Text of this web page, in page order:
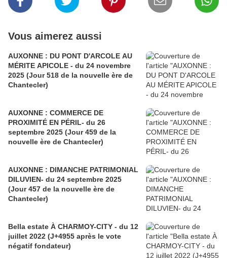
Vous aimerez aussi
AUXONNE : DU PONT D'ARCOLE AU
MÉRITE APICOLE - du 24 novembre
2025 (Jour 518 de la nouvelle ère de
Chantecler)
AUXONNE : COMMERCE DE
PROXIMITÉ EN PÉRIL- du 26
septembre 2025 (Jour 459 de la
nouvelle ère de Chantecler)
AUXONNE : DIMANCHE PATRIMONIAL
DILUVIEN- du 24 septembre 2025
(Jour 457 de la nouvelle ère de
Chantecler)
Bella estate À CHARMOY-CITY - du 12
juillet 2022 (J+4955 après le vote
négatif fondateur)